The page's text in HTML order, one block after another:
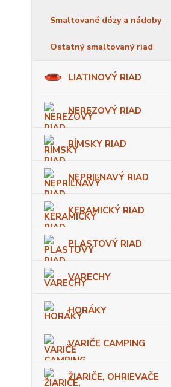
Smaltované dózy a nádoby
Ostatný smaltovaný riad
LIATINOVÝ RIAD
NEREZOVÝ RIAD
RÍMSKY RIAD
NEPRIĽNAVÝ RIAD
KERAMICKÝ RIAD
PLASTOVÝ RIAD
VARECHY
HORÁKY
VARIČE CAMPING
ŽIARIČE, OHRIEVAČE